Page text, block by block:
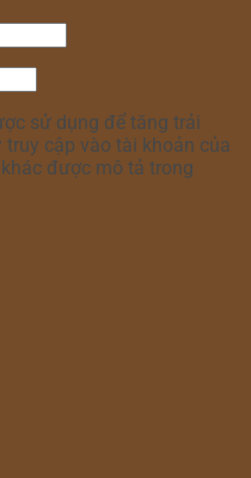
sử dụng để tăng trải
cập vào tài khoản của
được mô tả trong